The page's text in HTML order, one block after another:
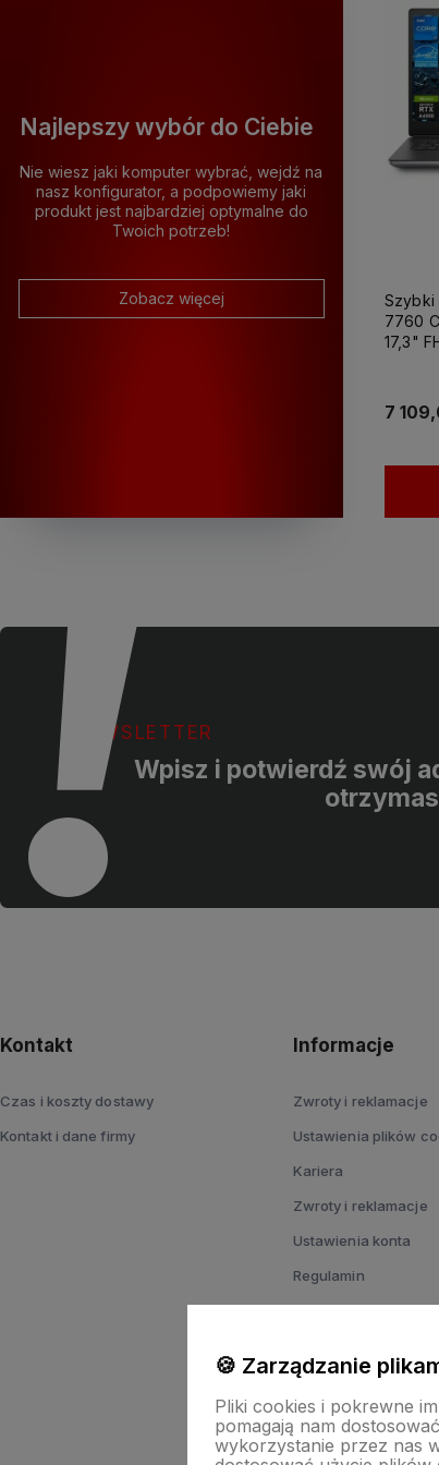
Najlepszy wybór do Ciebie
Nie wiesz jaki komputer wybrać, wejdź na
nasz konfigurator, a podpowiemy jaki
produkt jest najbardziej optymalne do
Twoich potrzeb!
Zobacz więcej
Szybki
7760
17,3"
Grafiki
7
NEWSLETTER
Wpisz i potwierdź swój
Kontakt
Czas i koszty dostawy
Kontakt i dane firmy
Informacje
Zwroty i reklamacje
Ustawienia plików
Kariera
Zwroty i reklamacje
Ustawienia konta
Regulamin
Polityka prywatności
🍪 Zarządzanie
Pliki cookies i pokrewne
pomagają nam
wykorzystanie przez nas